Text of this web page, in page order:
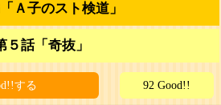
Ａ子のスト検道」
５話「奇抜」
する 92 Good!!